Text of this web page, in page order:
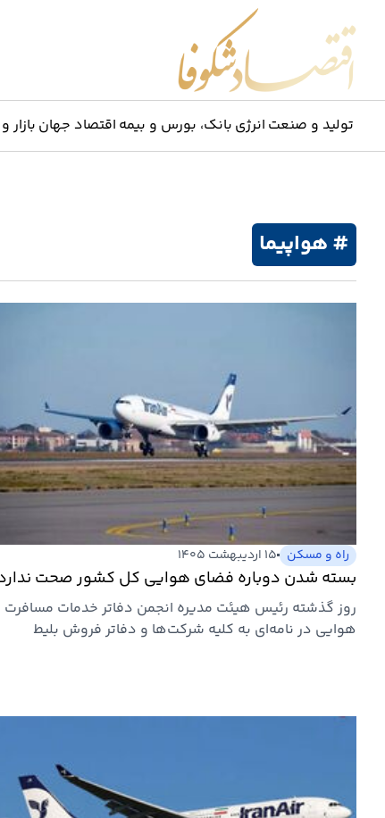
تولید و صنعت انرژی بانک، بورس و بیمه اقتصاد جهانبازار
# هواپیما
راه و مسکن ۱۵ اردیبهشت ۱۴۰۵
بسته شدن دوباره فضای هوایی کل کشور صحت
روز گذشته رئیس هیئت مدیره انجمن دفاتر خدمات مسافرت
هوایی در نامه‌ای به کلیه شرکت‌ها و دفاتر فروش بلیط